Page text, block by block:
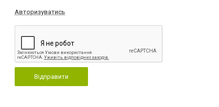
Авторизуватись
Відправити